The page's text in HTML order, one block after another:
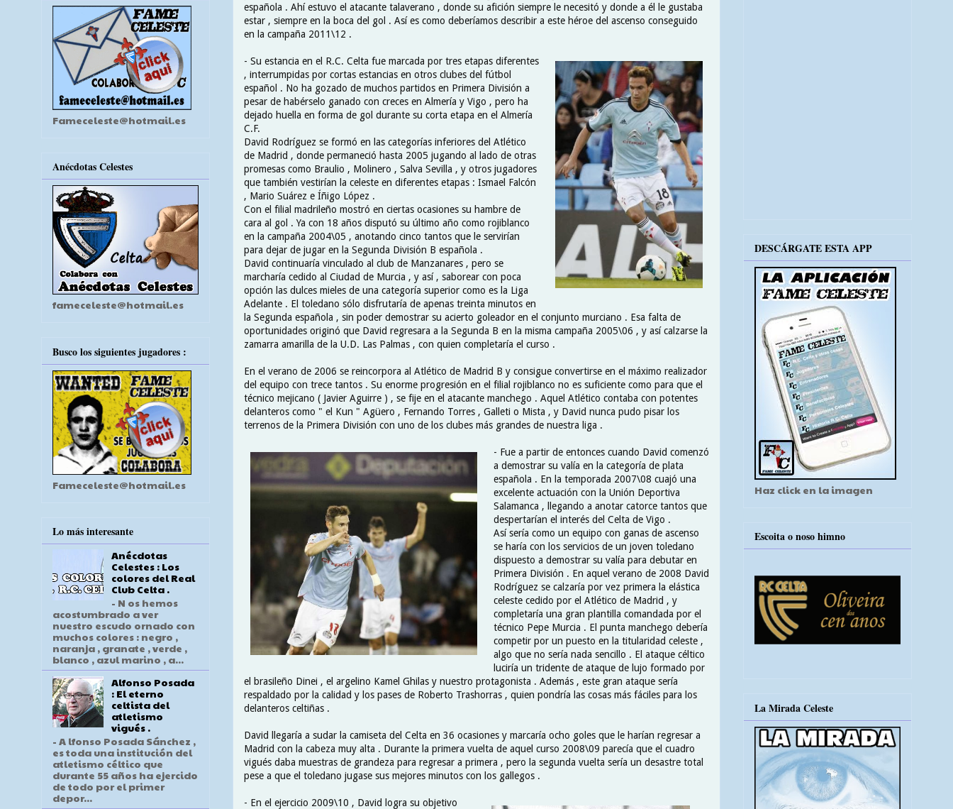
española . Ahí estuvo el atacante talaverano , donde su afición siempre le necesitó y donde a él le gustaba
estar , siempre en la boca del gol . Así es como deberíamos describir a este héroe del ascenso conseguido
en la campaña 2011\12 .
- Su estancia en el R.C. Celta fue marcada por tres etapas diferentes
, interrumpidas por cortas estancias en otros clubes del fútbol
español . No ha gozado de muchos partidos en Primera División a
pesar de habérselo ganado con creces en Almería y Vigo , pero ha
dejado huella en forma de gol durante su corta etapa en el Almería
C.F.
David Rodríguez se formó en las categorías inferiores del Atlético
de Madrid , donde permaneció hasta 2005 jugando al lado de otras
promesas como Braulio , Molinero , Salva Sevilla , y otros jugadores
que también vestirían la celeste en diferentes etapas : Ismael Falcón
, Mario Suárez e Íñigo López .
Con el filial madrileño mostró en ciertas ocasiones su hambre de
cara al gol . Ya con 18 años disputó su último año como rojiblanco
en la campaña 2004\05 , anotando cinco tantos que le servirían
para dejar de jugar en la Segunda División B española .
David continuaría vinculado al club de Manzanares , pero se
marcharía cedido al Ciudad de Murcia , y así , saborear con poca
opción las dulces mieles de una categoría superior como es la Liga
Adelante . El toledano sólo disfrutaría de apenas treinta minutos en
la Segunda española , sin poder demostrar su acierto goleador en el conjunto murciano . Esa falta de
oportunidades originó que David regresara a la Segunda B en la misma campaña 2005\06 , y así calzarse la
zamarra amarilla de la U.D. Las Palmas , con quien completaría el curso .
En el verano de 2006 se reincorpora al Atlético de Madrid B y consigue convertirse en el máximo realizador
del equipo con trece tantos . Su enorme progresión en el filial rojiblanco no es suficiente como para que el
técnico mejicano ( Javier Aguirre ) , se fije en el atacante manchego . Aquel Atlético contaba con potentes
delanteros como " el Kun " Agüero , Fernando Torres , Galleti o Mista , y David nunca pudo pisar los
terrenos de la Primera División con uno de los clubes más grandes de nuestra liga .
- Fue a partir de entonces cuando David comenzó
a demostrar su valía en la categoría de plata
española . En la temporada 2007\08 cuajó una
excelente actuación con la Unión Deportiva
Salamanca , llegando a anotar catorce tantos que
despertarían el interés del Celta de Vigo .
Así sería como un equipo con ganas de ascenso
se haría con los servicios de un joven toledano
dispuesto a demostrar su valía para debutar en
Primera División . En aquel verano de 2008 David
Rodríguez se calzaría por vez primera la elástica
celeste cedido por el Atlético de Madrid , y
completaría una gran plantilla comandada por el
técnico Pepe Murcia . El punta manchego debería
competir por un puesto en la titularidad celeste ,
algo que no sería nada sencillo . El ataque céltico
luciría un tridente de ataque de lujo formado por
el brasileño Dinei , el argelino Kamel Ghilas y nuestro protagonista . Además , este gran ataque sería
respaldado por la calidad y los pases de Roberto Trashorras , quien pondría las cosas más fáciles para los
delanteros celtiñas .
David llegaría a sudar la camiseta del Celta en 36 ocasiones y marcaría ocho goles que le harían regresar a
Madrid con la cabeza muy alta . Durante la primera vuelta de aquel curso 2008\09 parecía que el cuadro
vigués daba muestras de grandeza para regresar a primera , pero la segunda vuelta sería un desastre total
pese a que el toledano jugase sus mejores minutos con los gallegos .
- En el ejercicio 2009\10 , David logra su objetivo
Fameceleste@hotmail.es
Anécdotas Celestes
fameceleste@hotmail.es
Busco los siguientes jugadores :
Fameceleste@hotmail.es
Lo más interesante
Anécdotas
Celestes : Los
colores del Real
Club Celta .
- N os hemos
acostumbrado a ver
nuestro escudo ornado con
muchos colores : negro ,
naranja , granate , verde ,
blanco , azul marino , a...
Alfonso Posada
: El eterno
celtista del
atletismo
vigués .
- A lfonso Posada Sánchez ,
es toda una institución del
atletismo céltico que
durante 55 años ha ejercido
de todo por el primer
depor...
DESCÁRGATE ESTA APP
Haz click en la imagen
Escoita o noso himno
La Mirada Celeste